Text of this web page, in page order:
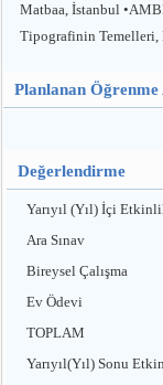
Matbaa, İstanbul
Tipografinin Temelleri,
Planlanan
Değerlendirme
Yarıyıl (Yıl) İçi
Ara Sınav
Bireysel Çalışma
Ev Ödevi
TOPLAM
Yarıyıl(Yıl) Sonu